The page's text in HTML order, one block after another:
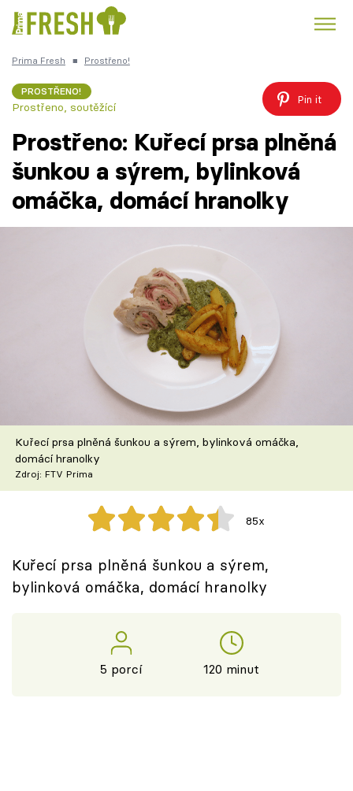
Česká kuchyně
Témata
Škola vaření
Recepty z TV
Speciál: Cuketa
Těhotnej kuchař
Sledujte prima+
Přihlášení
Prima Fresh ■ Prostřeno!
PROSTŘENO!
Prostřeno, soutěžící
Pin it
Prostřeno: Kuřecí prsa plněná
šunkou a sýrem, bylinková
omáčka, domácí hranolky
Kuřecí prsa plněná šunkou a sýrem, bylinková omáčka,
domácí hranolky
Zdroj: FTV Prima
85x
Kuřecí prsa plněná šunkou a sýrem,
bylinková omáčka, domácí hranolky
5 porcí 120 minut